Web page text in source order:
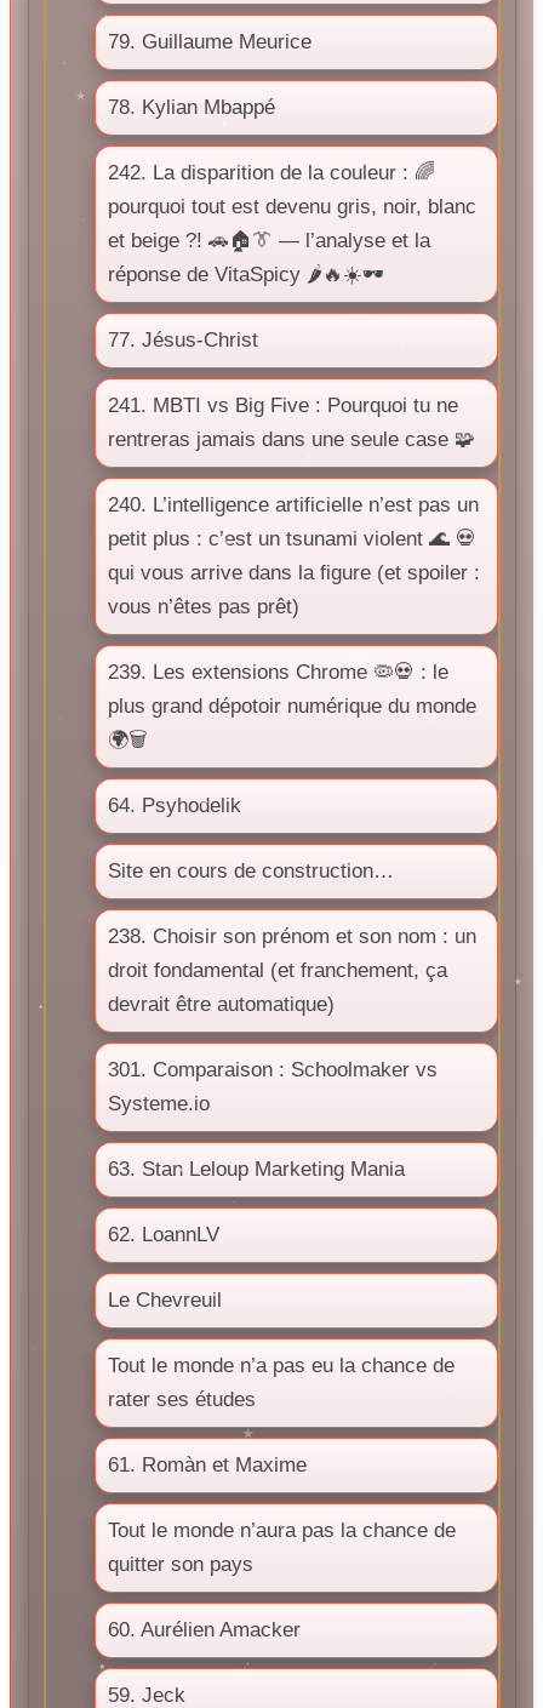
79. Guillaume Meurice
78. Kylian Mbappé
242. La disparition de la couleur : 🌈
pourquoi tout est devenu gris, noir, blanc
et beige ?! 🚗🏠👔 — l’analyse et la
réponse de VitaSpicy 🌶️🔥☀️🕶️
77. Jésus-Christ
241. MBTI vs Big Five : Pourquoi tu ne
rentreras jamais dans une seule case 🧩
240. L’intelligence artificielle n’est pas un
petit plus : c’est un tsunami violent 🌊 💀
qui vous arrive dans la figure (et spoiler :
vous n’êtes pas prêt)
239. Les extensions Chrome 🦠💀 : le
plus grand dépotoir numérique du monde
🌍🗑️
64. Psyhodelik
Site en cours de construction…
238. Choisir son prénom et son nom : un
droit fondamental (et franchement, ça
devrait être automatique)
301. Comparaison : Schoolmaker vs
Systeme.io
63. Stan Leloup Marketing Mania
62. LoannLV
Le Chevreuil
Tout le monde n’a pas eu la chance de
rater ses études
61. Romàn et Maxime
Tout le monde n’aura pas la chance de
quitter son pays
60. Aurélien Amacker
59. Jeck